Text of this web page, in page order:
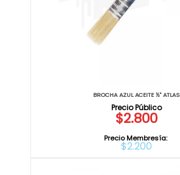
BROCHA AZUL ACEITE ½" ATLAS
$2.800
Precio Membresía:
$2.200